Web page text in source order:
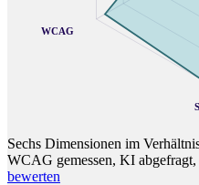
WCAG
Sechs Dimensionen im
WCAG gemessen, KI
bewerten